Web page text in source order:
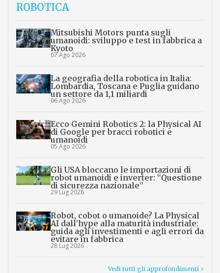
ROBOTICA
Mitsubishi Motors punta sugli
umanoidi: sviluppo e test in fabbrica a
Kyoto
07 Ago 2026
La geografia della robotica in Italia:
Lombardia, Toscana e Puglia guidano
un settore da 1,1 miliardi
06 Ago 2026
Ecco Gemini Robotics 2: la Physical AI
di Google per bracci robotici e
umanoidi
05 Ago 2026
Gli USA bloccano le importazioni di
robot umanoidi e inverter: “Questione
di sicurezza nazionale”
29 Lug 2026
Robot, cobot o umanoide? La Physical
AI dall’hype alla maturità industriale:
guida agli investimenti e agli errori da
evitare in fabbrica
28 Lug 2026
Vedi tutti gli approfondimenti >